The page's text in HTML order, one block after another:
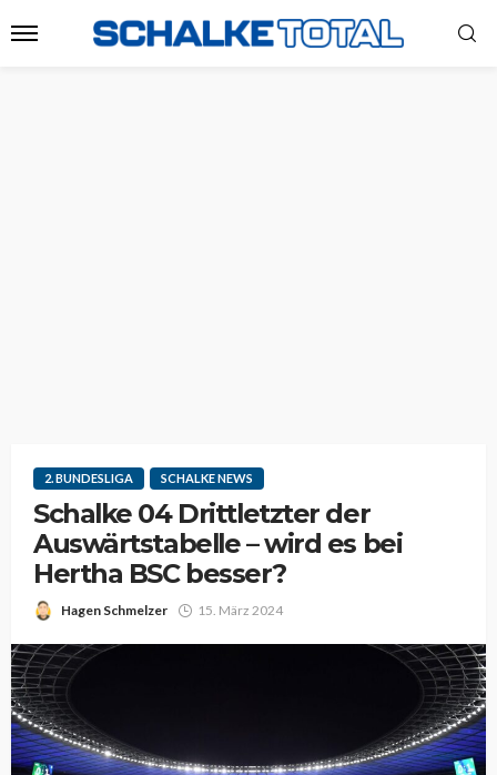
2. BUNDESLIGA SCHALKE NEWS
Schalke 04 Drittletzter der
Auswärtstabelle – wird es bei
Hertha BSC besser?
Hagen Schmelzer 15. März 2024